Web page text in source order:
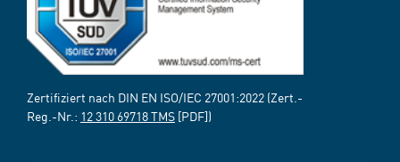
Zertifiziert nach DIN EN ISO/IEC 27001:2022 (Zert.-
Reg.-Nr.: 12 310 69718 TMS [PDF])